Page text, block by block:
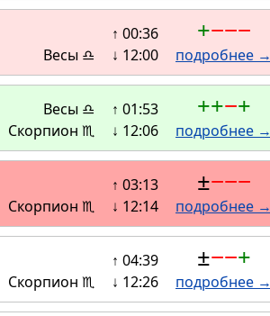
Весы ♎
↑ 00:36
↓ 12:00
+−−−
подробнее →
Весы ♎
Скорпион ♏
↑ 01:53
↓ 12:06
++−+
подробнее →
Скорпион ♏
↑ 03:13
↓ 12:14
±−−−
подробнее →
Скорпион ♏
↑ 04:39
↓ 12:26
±−−+
подробнее →